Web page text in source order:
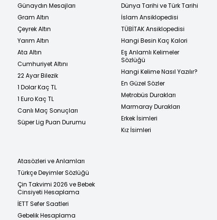
Günaydın Mesajları
Gram Altın
Çeyrek Altın
Yarım Altın
Ata Altın
Cumhuriyet Altını
22 Ayar Bilezik
1 Dolar Kaç TL
1 Euro Kaç TL
Canlı Maç Sonuçları
Süper Lig Puan Durumu
Dünya Tarihi ve Türk Tarihi
İslam Ansiklopedisi
TÜBİTAK Ansiklopedisi
Hangi Besin Kaç Kalori
Eş Anlamlı Kelimeler
Sözlüğü
Hangi Kelime Nasıl Yazılır?
En Güzel Sözler
Metrobüs Durakları
Marmaray Durakları
Erkek İsimleri
Kız İsimleri
Atasözleri ve Anlamları
Türkçe Deyimler Sözlüğü
Çin Takvimi 2026 ve Bebek
Cinsiyeti Hesaplama
İETT Sefer Saatleri
Gebelik Hesaplama